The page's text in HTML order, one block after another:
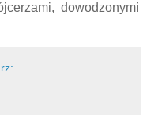
dowodzonymi